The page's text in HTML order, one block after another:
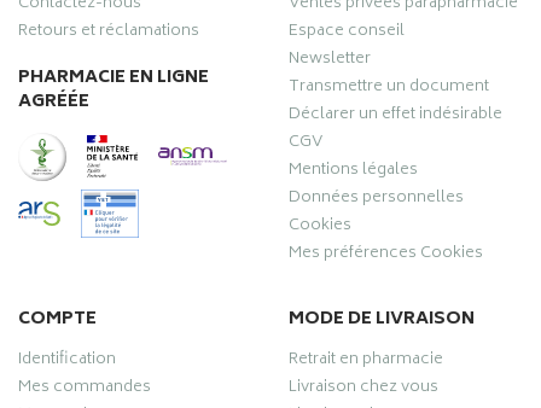
Retours et réclamations
PHARMACIE EN LIGNE
AGRÉÉE
Espace conseil
Newsletter
Transmettre un document
Déclarer un effet indésirable
CGV
Mentions légales
Données personnelles
Cookies
Mes préférences Cookies
COMPTE
Identification
Mes commandes
MODE DE LIVRAISON
Retrait en pharmacie
Livraison chez vous